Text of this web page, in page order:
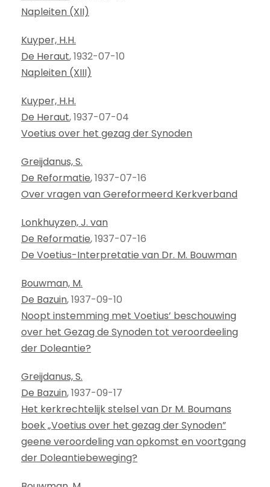
Napleiten (XII)
Kuyper, H.H.
De Heraut, 1932-07-10
Napleiten (XIII)
Kuyper, H.H.
De Heraut, 1937-07-04
Voetius over het gezag der Synoden
Greijdanus, S.
De Reformatie, 1937-07-16
Over vragen van Gereformeerd Kerkverband
Lonkhuyzen, J. van
De Reformatie, 1937-07-16
De Voetius-Interpretatie van Dr. M. Bouwman
Bouwman, M.
De Bazuin, 1937-09-10
Noopt instemming met Voetius’ beschouwing
over het Gezag de Synoden tot veroordeeling
der Doleantie?
Greijdanus, S.
De Bazuin, 1937-09-17
Het kerkrechtelijk stelsel van Dr M. Boumans
boek „Voetius over het gezag der Synoden”
geene veroordeling van opkomst en voortgang
der Doleantiebeweging?